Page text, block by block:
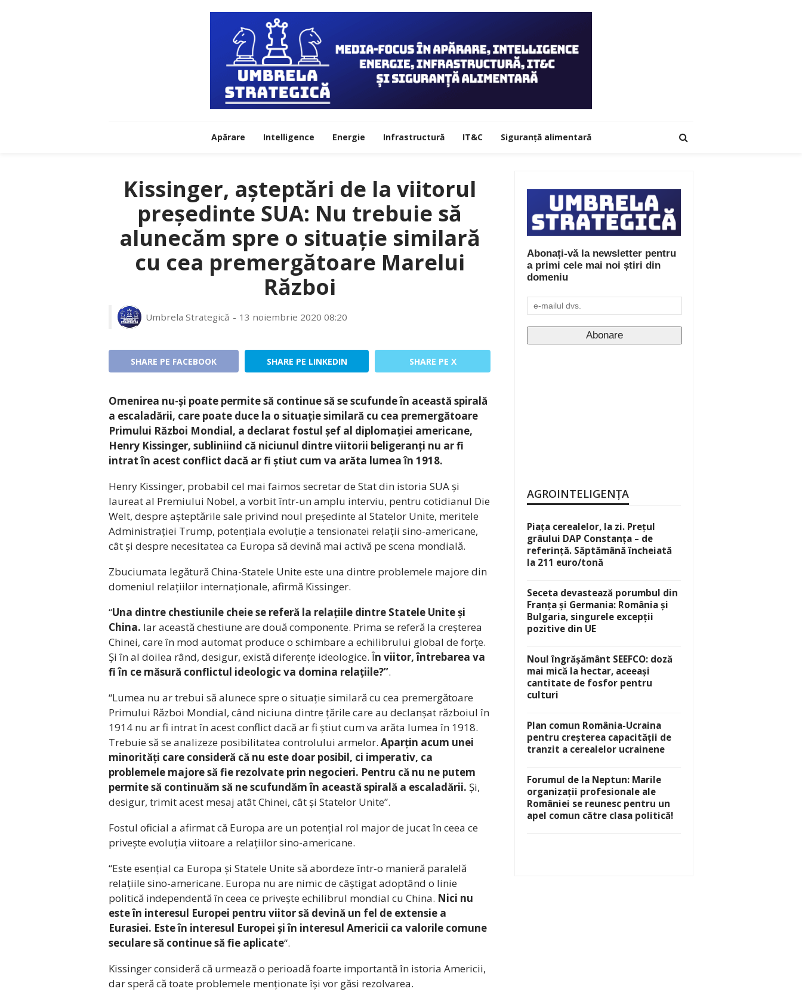
Apărare Intelligence Energie Infrastructură IT&C Siguranță alimentară
Kissinger, așteptări de la viitorul
președinte SUA: Nu trebuie să
alunecăm spre o situație similară
cu cea premergătoare Marelui
Război
Umbrela Strategică 13 noiembrie 2020 08:20
SHARE PE FACEBOOK SHARE PE LINKEDIN SHARE PE X
Omenirea nu-și poate permite să continue să se scufunde în această spirală
a escaladării, care poate duce la o situație similară cu cea premergătoare
Primului Război Mondial, a declarat fostul șef al diplomației americane,
Henry Kissinger, subliniind că niciunul dintre viitorii beligeranți nu ar fi
intrat în acest conflict dacă ar fi știut cum va arăta lumea în 1918.
Henry Kissinger, probabil cel mai faimos secretar de Stat din istoria SUA și
laureat al Premiului Nobel, a vorbit într-un amplu interviu, pentru cotidianul Die
Welt, despre așteptările sale privind noul președinte al Statelor Unite, meritele
Administrației Trump, potențiala evoluție a tensionatei relații sino-americane,
cât și despre necesitatea ca Europa să devină mai activă pe scena mondială.
Zbuciumata legătură China-Statele Unite este una dintre problemele majore din
domeniul relațiilor internaționale, afirmă Kissinger.
“Una dintre chestiunile cheie se referă la relațiile dintre Statele Unite și
China. Iar această chestiune are două componente. Prima se referă la creșterea
Chinei, care în mod automat produce o schimbare a echilibrului global de forțe.
Și în al doilea rând, desigur, există diferențe ideologice. În viitor, întrebarea va
fi în ce măsură conflictul ideologic va domina relațiile?”.
“Lumea nu ar trebui să alunece spre o situație similară cu cea premergătoare
Primului Război Mondial, când niciuna dintre țările care au declanșat războiul în
1914 nu ar fi intrat în acest conflict dacă ar fi știut cum va arăta lumea în 1918.
Trebuie să se analizeze posibilitatea controlului armelor. Aparțin acum unei
minorități care consideră că nu este doar posibil, ci imperativ, ca
problemele majore să fie rezolvate prin negocieri. Pentru că nu ne putem
permite să continuăm să ne scufundăm în această spirală a escaladării. Și,
desigur, trimit acest mesaj atât Chinei, cât și Statelor Unite”.
Fostul oficial a afirmat că Europa are un potențial rol major de jucat în ceea ce
privește evoluția viitoare a relațiilor sino-americane.
“Este esențial ca Europa și Statele Unite să abordeze într-o manieră paralelă
relațiile sino-americane. Europa nu are nimic de câștigat adoptând o linie
politică independentă în ceea ce privește echilibrul mondial cu China. Nici nu
este în interesul Europei pentru viitor să devină un fel de extensie a
Eurasiei. Este în interesul Europei și în interesul Americii ca valorile comune
seculare să continue să fie aplicate“.
Kissinger consideră că urmează o perioadă foarte importantă în istoria Americii,
dar speră că toate problemele menționate își vor găsi rezolvarea.
Abonați-vă la newsletter pentru
a primi cele mai noi știri din
domeniu
AGROINTELIGENȚA
Piața cerealelor, la zi. Prețul
grâului DAP Constanța – de
referință. Săptămână încheiată
la 211 euro/tonă
Seceta devastează porumbul din
Franța și Germania: România și
Bulgaria, singurele excepții
pozitive din UE
Noul îngrășământ SEEFCO: doză
mai mică la hectar, aceeași
cantitate de fosfor pentru
culturi
Plan comun România-Ucraina
pentru creșterea capacității de
tranzit a cerealelor ucrainene
Forumul de la Neptun: Marile
organizații profesionale ale
României se reunesc pentru un
apel comun către clasa politică!